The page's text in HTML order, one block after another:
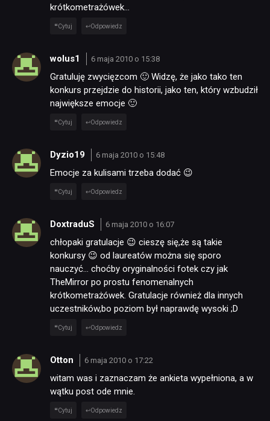
krótkometrażówek…
Cytuj Odpowiedz
wolus1 6 maja 2010 o 15:38
Gratuluję zwycięzcom 🙂 Widzę, że jako tako ten
konkurs przejdzie do historii, jako ten, który wzbudził
największe emocje 🙂
Cytuj Odpowiedz
Dyzio19 6 maja 2010 o 15:48
Emocje za kulisami trzeba dodać 😉
Cytuj Odpowiedz
DoxtraduS 6 maja 2010 o 16:07
chłopaki gratulacje 😉 cieszę się,że są takie
konkursy 😉 od laureatów można się sporo
nauczyć… choćby oryginalności fotek czy jak
TheMirror po prostu fenomenalnych
krótkometrażówek. Gratulacje również dla innych
uczestników,bo poziom był naprawdę wysoki ;D
Cytuj Odpowiedz
Otton 6 maja 2010 o 17:22
witam was i zaznaczam że ankieta wypełniona, a w
wątku post ode mnie.
Cytuj Odpowiedz